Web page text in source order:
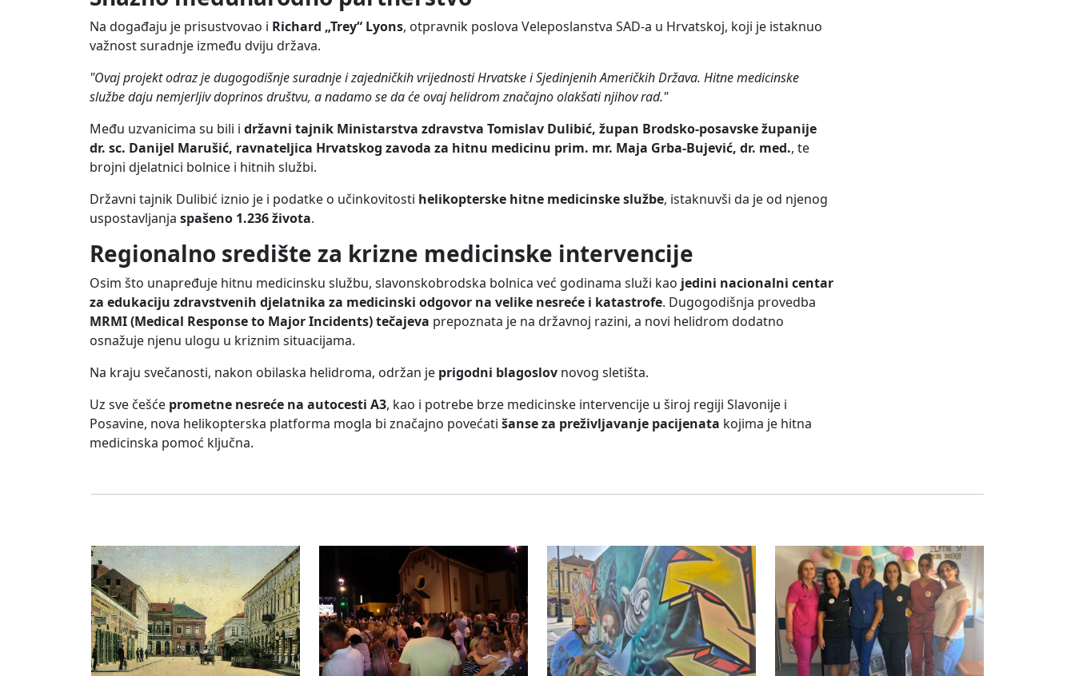
Na događaju je prisustvovao i Richard „Trey“ Lyons, otpravnik poslova Veleposlanstva SAD-a u Hrvatskoj, koji je istaknuo
važnost suradnje između dviju država.
"Ovaj projekt odraz je dugogodišnje suradnje i zajedničkih vrijednosti Hrvatske i Sjedinjenih Američkih Država. Hitne medicinske
službe daju nemjerljiv doprinos društvu, a nadamo se da će ovaj helidrom značajno olakšati njihov rad."
Među uzvanicima su bili i državni tajnik Ministarstva zdravstva Tomislav Dulibić, župan Brodsko-posavske županije
dr. sc. Danijel Marušić, ravnateljica Hrvatskog zavoda za hitnu medicinu prim. mr. Maja Grba-Bujević, dr. med., te
brojni djelatnici bolnice i hitnih službi.
Državni tajnik Dulibić iznio je i podatke o učinkovitosti helikopterske hitne medicinske službe, istaknuvši da je od njenog
uspostavljanja spašeno 1.236 života.
Regionalno središte za krizne medicinske intervencije
Osim što unapređuje hitnu medicinsku službu, slavonskobrodska bolnica već godinama služi kao jedini nacionalni centar
za edukaciju zdravstvenih djelatnika za medicinski odgovor na velike nesreće i katastrofe. Dugogodišnja provedba
MRMI (Medical Response to Major Incidents) tečajeva prepoznata je na državnoj razini, a novi helidrom dodatno
osnažuje njenu ulogu u kriznim situacijama.
Na kraju svečanosti, nakon obilaska helidroma, održan je prigodni blagoslov novog sletišta.
Uz sve češće prometne nesreće na autocesti A3, kao i potrebe brze medicinske intervencije u široj regiji Slavonije i
Posavine, nova helikopterska platforma mogla bi značajno povećati šanse za preživljavanje pacijenata kojima je hitna
medicinska pomoć ključna.